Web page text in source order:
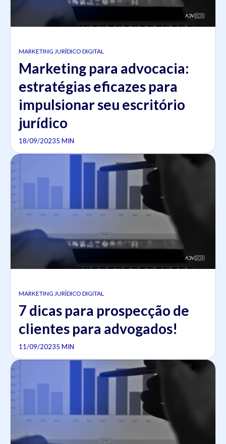
MARKETING JURÍDICO DIGITAL
Marketing para advocacia:
estratégias eficazes para
impulsionar seu escritório
jurídico
18/09/20235 MIN
MARKETING JURÍDICO DIGITAL
7 dicas para prospecção de
clientes para advogados!
11/09/20235 MIN